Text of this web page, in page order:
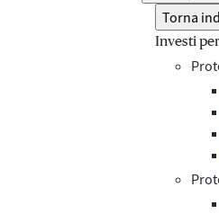
Torna
Investi